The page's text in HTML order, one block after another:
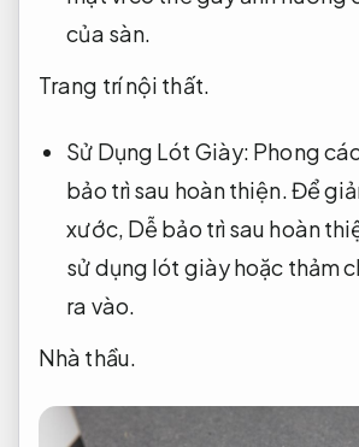
của sàn.
Trang trí nội thất.
Sử Dụng Lót Giày: Phong
bảo trì sau hoàn thiện.Để
xước, Dễ bảo trì sau hoàn
sử dụng lót giày hoặc thảm
ra vào.
Nhà thầu.